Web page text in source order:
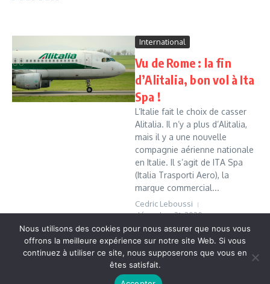
International
Vu de Rome : la fin
d’Alitalia, bon vol à Ita
Spa !
L’Italie fait le choix de casser
Alitalia. Il n’y a plus d’Alitalia,
mais il y a une nouvelle
compagnie aérienne nationale
en Italie. Il s’agit de ITA Spa
(Italia Trasporti Aero), la
marque commercial...
Cedric Leboussi
décembre 21, 2020
Read More
Copyright © 2026 Vudailleurs.com | Réalisé par
Nous utilisons des cookies pour nous assurer que nous vous
offrons la meilleure expérience sur notre site Web. Si vous
continuez à utiliser ce site, nous supposerons que vous en
êtes satisfait.